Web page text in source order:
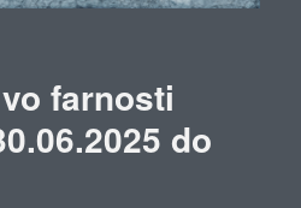
farnosti
do